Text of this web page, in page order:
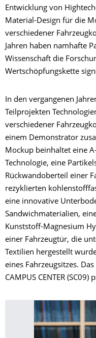
Entwicklung von
Material-Design für die
verschiedener
Jahren haben namhafte
Wissenschaft die
Wertschöpfungskette
In den vergangenen
Teilprojekten
verschiedener
einem Demonstrator
Mockup beinhaltet eine
Technologie, eine
Rückwandoberteil einer
rezyklierten
eine innovative
Sandwichmaterialien,
Kunststoff-Magnesium
einer Fahrzeugtür, die
Textilien hergestellt
eines Fahrzeugsitzes.
CAMPUS CENTER (SC09)